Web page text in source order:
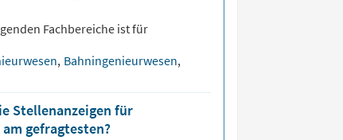
Fachbereiche ist für
, Bahningenieurwesen,
Stellenanzeigen für
gefragtesten?